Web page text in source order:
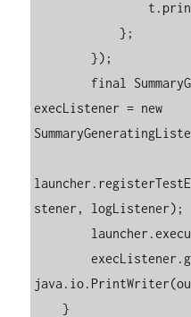
            };
        });
execListener = new
stener, logListener);
        execListener.getSummary().printTo(new
    }